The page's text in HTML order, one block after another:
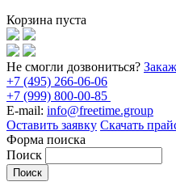
Корзина пуста
Не смогли дозвониться?
+7 (495) 266-06-06
+7 (999) 800-00-85
E-mail: info@freetime.group
Оставить заявку Скачать
Форма поиска
Поиск